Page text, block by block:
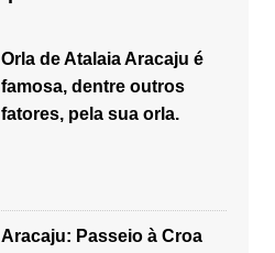
Orla de Atalaia Aracaju é
famosa, dentre outros
fatores, pela sua orla.
Aracaju: Passeio à Croa